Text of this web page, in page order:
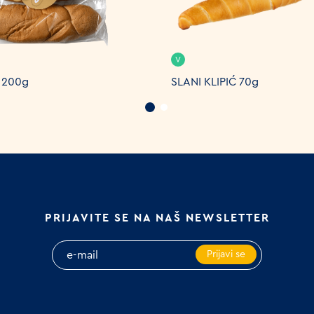
200g SLANI KLIPIĆ 70g
V
PRIJAVITE SE NA NAŠ NEWSLETTER
Prijavi se